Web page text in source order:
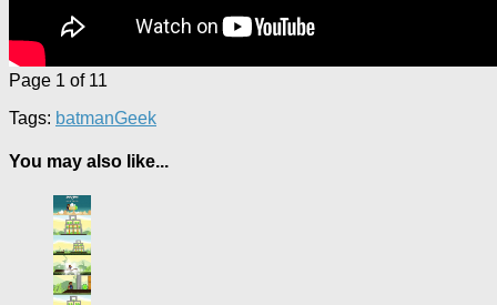
Page 1 of 11
Tags: batmanGeek
You may also like...